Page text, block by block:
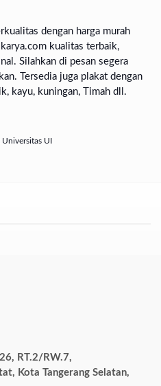
dengan harga murah
kualitas terbaik,
Silahkan di pesan segera
Tersedia juga plakat dengan
kayu, kuningan, Timah dll.
Universitas UI
RT.2/RW.7,
Kota Tangerang Selatan,